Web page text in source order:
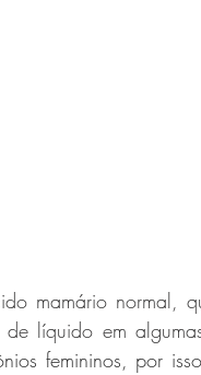
mamário normal,
femininos, por